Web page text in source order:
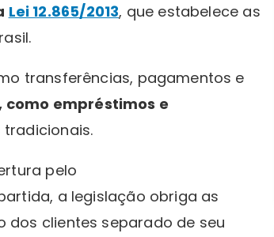
Lei 12.865/2013, que estabelece as
transferências, pagamentos e
empréstimos e
pelo
a legislação obriga as
clientes separado de seu